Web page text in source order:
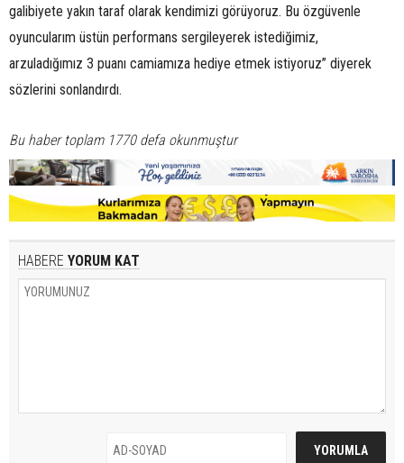
galibiyete yakın taraf olarak kendimizi görüyoruz. Bu özgüvenle
oyuncularım üstün performans sergileyerek istediğimiz,
arzuladığımız 3 puanı camiamıza hediye etmek istiyoruz” diyerek
sözlerini sonlandırdı.
Bu haber toplam 1770 defa okunmuştur
HABERE YORUM KAT